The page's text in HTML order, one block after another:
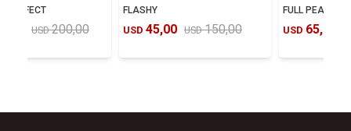
EFFECT
USD 200,00
FLASHY
USD 45,00 USD 150,00
FULL
USD 65,00